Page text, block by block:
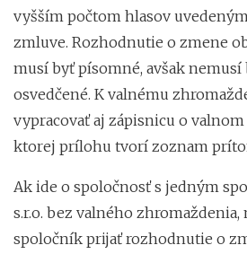
vyšším počtom hlasov
zmluve. Rozhodnutie o zmene
musí byť písomné, avšak nemusí
osvedčené. K valnému
vypracovať aj zápisnicu o
ktorej prílohu tvorí zoznam
Ak ide o spoločnosť s jedným
s.r.o. bez valného
spoločník prijať rozhodnutie o